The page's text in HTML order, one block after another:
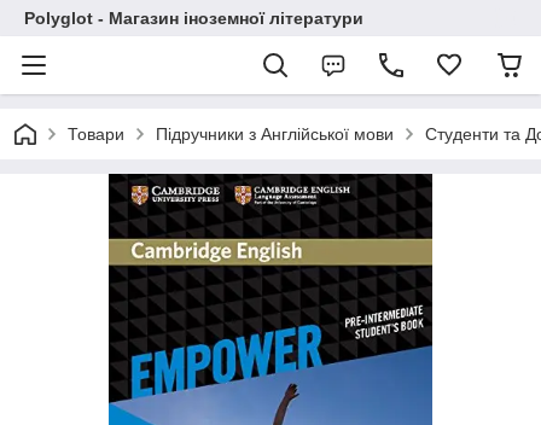
Polyglot - Магазин іноземної літератури
Товари Підручники з Англійської мови Студенти та